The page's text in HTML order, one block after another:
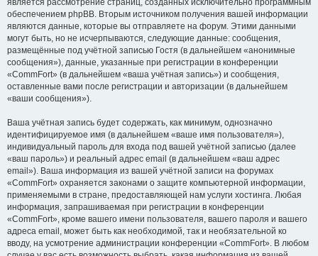
является рассмотрение страниц, созданных исключительно программным
обеспечением phpBB. Вторым источником получения вашей информации
являются данные, которые вы отправляете на форум. Этими данными
могут быть, но не исчерпываются, следующие данные: сообщения,
размещённые под учётной записью Гостя (в дальнейшем «анонимные
сообщения»), данные, указанные при регистрации в конференции
«CommFort» (в дальнейшем «ваша учётная запись») и сообщения,
оставленные вами после регистрации и авторизации (в дальнейшем
«ваши сообщения»).
Ваша учётная запись будет содержать, как минимум, однозначно
идентифицируемое имя (в дальнейшем «ваше имя пользователя»),
индивидуальный пароль для входа под вашей учётной записью (далее
«ваш пароль») и реальный адрес email (в дальнейшем «ваш адрес
email»). Ваша информация из вашей учётной записи на форумах
«CommFort» охраняется законами о защите компьютерной информации,
применяемыми в стране, предоставляющей нам услуги хостинга. Любая
информация, запрашиваемая при регистрации в конференции
«CommFort», кроме вашего имени пользователя, вашего пароля и вашего
адреса email, может быть как необходимой, так и необязательной ко
вводу, на усмотрение администрации конференции «CommFort». В любом